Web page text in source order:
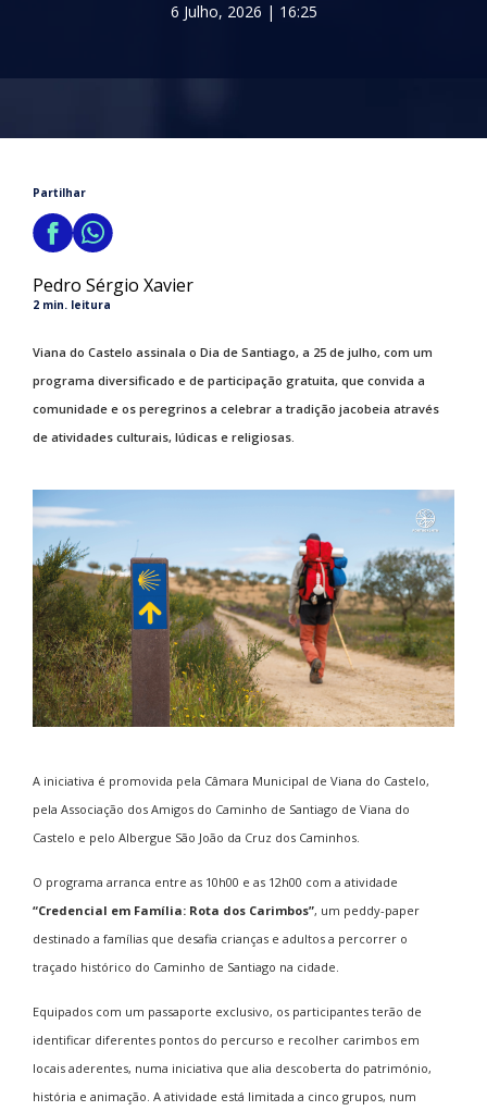
6 Julho, 2026 | 16:25
Partilhar
Pedro Sérgio Xavier
2 min. leitura
Viana do Castelo assinala o Dia de Santiago, a 25 de julho, com um
programa diversificado e de participação gratuita, que convida a
comunidade e os peregrinos a celebrar a tradição jacobeia através
de atividades culturais, lúdicas e religiosas.
A iniciativa é promovida pela Câmara Municipal de Viana do Castelo,
pela Associação dos Amigos do Caminho de Santiago de Viana do
Castelo e pelo Albergue São João da Cruz dos Caminhos.
O programa arranca entre as 10h00 e as 12h00 com a atividade
“Credencial em Família: Rota dos Carimbos”, um peddy-paper
destinado a famílias que desafia crianças e adultos a percorrer o
traçado histórico do Caminho de Santiago na cidade.
Equipados com um passaporte exclusivo, os participantes terão de
identificar diferentes pontos do percurso e recolher carimbos em
locais aderentes, numa iniciativa que alia descoberta do património,
história e animação. A atividade está limitada a cinco grupos, num